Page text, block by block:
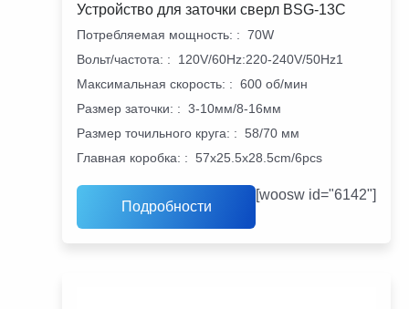
Устройство для заточки сверл BSG-13С
Потребляемая мощность: : 70W
Вольт/частота: :
120V/60Hz:220-240V/50Hz1
Максимальная скорость: : 600 об/мин
Размер заточки: : 3-10мм/8-16мм
Размер точильного круга: : 58/70 мм
Главная коробка: : 57x25.5x28.5cm/6pcs
Подробности
[woosw id="6142"]